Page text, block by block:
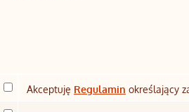
Akceptuję Regulamin określający